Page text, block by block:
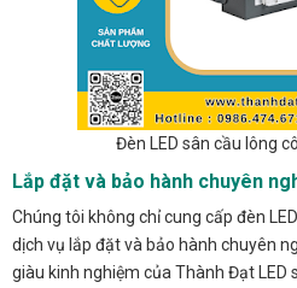
Đèn LED sân cầu lông
Lắp đặt và bảo hành chuyên
Chúng tôi không chỉ cung cấp đèn
dịch vụ lắp đặt và bảo hành chuyên
giàu kinh nghiệm của Thành Đạt LED